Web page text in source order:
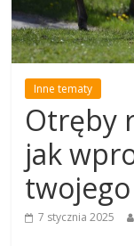
Inne tematy
Otręby
jak
7 stycznia 2025